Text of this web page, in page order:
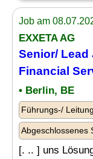
Job am
EXXETA AG
Senior/ Lead
Financial
• Berlin, BE
Führungs-/
Abgeschlossenes
[. .. ] uns